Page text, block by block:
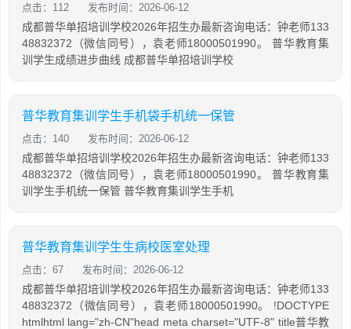
点击：112 发布时间：2026-06-12
成都普华单招培训学校2026年招生办最新咨询电话：钟老师133
48832372（微信同号），袁老师18000501990。 普华教育集
训学生成绩进步曲线 成都普华单招培训学校
普华教育集训学生手机袋手机统一保管
点击：140 发布时间：2026-06-12
成都普华单招培训学校2026年招生办最新咨询电话：钟老师133
48832372（微信同号），袁老师18000501990。 普华教育集
训学生手机统一保管 普华教育集训学生手机
普华教育集训学生生病校医室处理
点击：67 发布时间：2026-06-12
成都普华单招培训学校2026年招生办最新咨询电话：钟老师133
48832372（微信同号），袁老师18000501990。 !DOCTYPE
htmlhtml lang="zh-CN"head meta charset="UTF-8" title普华教